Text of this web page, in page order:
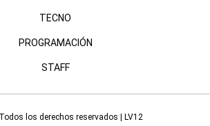
TECNO
PROGRAMACIÓN
STAFF
los derechos reservados | LV12